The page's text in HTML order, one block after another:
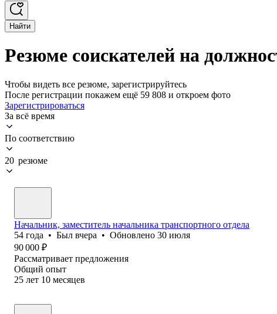
Найти
Резюме соискателей на
Чтобы видеть все резюме, зарегистрируйтесь
После регистрации покажем ещё 59 808 и откроем фото
Зарегистрироваться
За всё время
По соответствию
20 резюме
Начальник, заместитель начальника транспортного отдела
54 года • Был вчера • Обновлено 30 июля
90 000 ₽
Рассматривает предложения
Общий опыт
25 лет 10 месяцев